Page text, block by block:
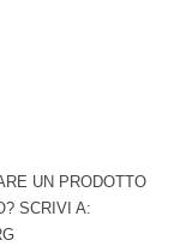
UN PRODOTTO
SCRIVI A: